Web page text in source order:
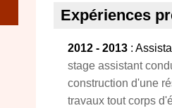
Expériences
2012 - 2013 :
stage assistant
construction d'une
travaux tout corps